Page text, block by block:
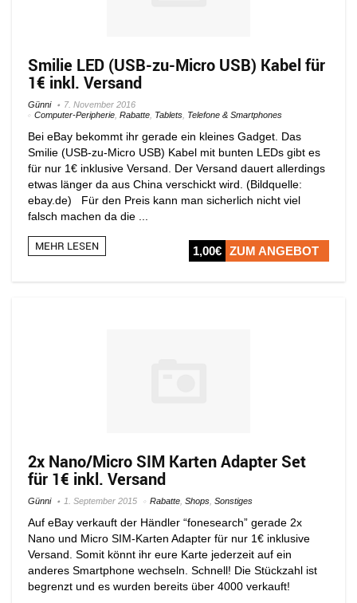
Smilie LED (USB-zu-Micro USB) Kabel für
1€ inkl. Versand
Günni
7. November 2016
Computer-Peripherie Rabatte Tablets Telefone & Smartphones
Bei eBay bekommt ihr gerade ein kleines Gadget. Das
Smilie (USB-zu-Micro USB) Kabel mit bunten LEDs gibt es
für nur 1€ inklusive Versand. Der Versand dauert allerdings
etwas länger da aus China verschickt wird. (Bildquelle:
ebay.de) Für den Preis kann man sicherlich nicht viel
falsch machen da die ...
MEHR LESEN 1,00€ ZUM ANGEBOT
2x Nano/Micro SIM Karten Adapter Set
für 1€ inkl. Versand
Günni 1. September 2015 Rabatte Shops Sonstiges
Auf eBay verkauft der Händler “fonesearch” gerade 2x
Nano und Micro SIM-Karten Adapter für nur 1€ inklusive
Versand. Somit könnt ihr eure Karte jederzeit auf ein
anderes Smartphone wechseln. Schnell! Die Stückzahl ist
begrenzt und es wurden bereits über 4000 verkauft!